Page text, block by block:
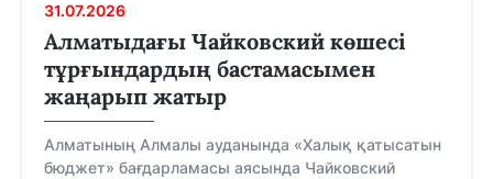
31.07.2026
Алматыдағы Чайковский көшесі
тұрғындардың бастамасымен
жаңарып жатыр
Алматының Алмалы ауданында «Халық қатысатын
бюджет» бағдарламасы аясында Чайковский